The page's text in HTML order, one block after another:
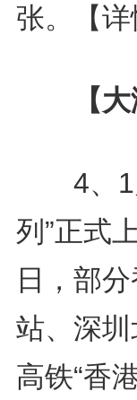
张。
【
【
4、1
列”正式
日，部
站、深
高铁“香